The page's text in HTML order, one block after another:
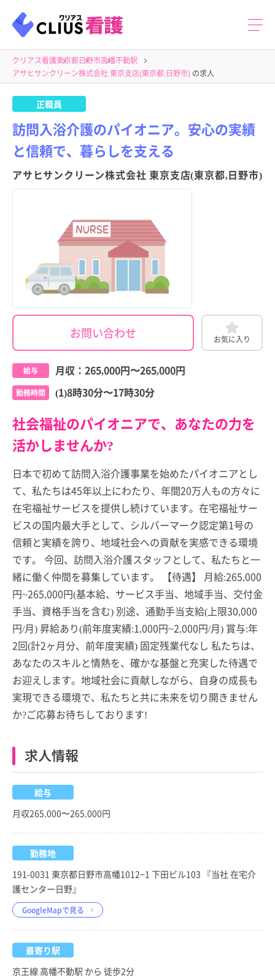
クリアス看護東京都日野市高幡不動駅
アサヒサンクリーン株式会社 東京支店(東京都,日野市) の求人
正職員
訪問入浴介護のパイオニア。安心の実績
と信頼で、暮らしを支える
アサヒサンクリーン株式会社 東京支店(東京都,日野市)
お問い合わせ お気に入り
給与 月収： 265,000円〜265,000円
勤務時間 (1)8時30分〜17時30分
社会福祉のパイオニアで、あなたの力を
活かしませんか?
日本で初めて訪問入浴介護事業を始めたパイオニアとし
て、私たちは45年以上にわたり、年間20万人もの方々に
在宅福祉サービスを提供し続けています。在宅福祉サー
ビスの国内最大手として、シルバーマーク認定第1号の
信頼と実績を誇り、地域社会への貢献を実感できる環境
です。 今回、訪問入浴介護スタッフとして、私たちと一
緒に働く仲間を募集しています。 【待遇】 月給:265,000
円~265,000円(基本給、サービス手当、地域手当、交付金
手当、資格手当を含む) 別途、通勤手当支給(上限30,000
円/月) 昇給あり(前年度実績:1,000円~2,000円/月) 賞与:年
2回(計2ヶ月分、前年度実績) 固定残業代なし 私たちは、
あなたのスキルと情熱を、確かな基盤と充実した待遇で
お迎えします。地域社会に貢献しながら、自身の成長も
実現できる環境で、私たちと共に未来を切り開きません
か?ご応募お待ちしております!
求人情報
給与
月収265,000〜265,000円
勤務地
191-0031 東京都日野市高幡1012−1 下田ビル103 『当社 在宅介
護センター日野』
GoogleMapで見る
最寄り駅
京王線 高幡不動駅 から 徒歩2分